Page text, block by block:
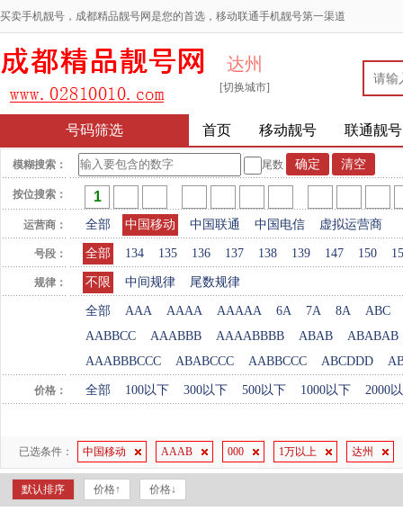
买卖手机靓号，成都精品靓号网是您的首选，移动联通手机靓号第一渠道
达州
[切换城市]
号码筛选 首页 移动靓号 联通靓号
模糊搜索： 尾数
按位搜索：
运营商： 全部 中国移动 中国联通 中国电信 虚拟运营商
号段： 全部 134 135 136 137 138 139 147 150
规律： 不限 中间规律 尾数规律
全部 AAA AAAA AAAAA 6A 7A 8A
ABC
AABBCC
AAABBB AAAABBBB ABAB
ABABAB
AAABBBCCC
ABABCCC AABBCCC ABCDDD
价格： 全部 100以下 300以下 500以下 1000以下 2000
已选条件： 中国移动 AAAB 000 1万以上 达州
默认排序 价格↑ 价格↓